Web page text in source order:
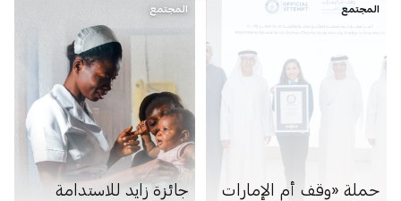
المجتمع
حملة «وقف أم الإمارات
المجتمع
جائزة زايد للاستدامة